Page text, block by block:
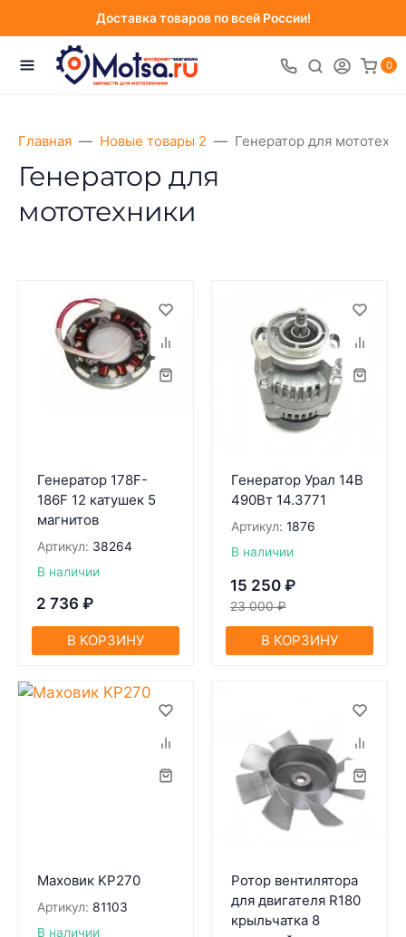
Доставка товаров по всей России!
0
Главная Новые товары 2 Генератор для
Генератор для
мототехники
Генератор 178F-
186F 12 катушек 5
магнитов
Артикул: 38264
В наличии
2 736 ₽
В КОРЗИНУ
Генератор Урал 14В
490Вт 14.3771
Артикул: 1876
В наличии
15 250 ₽
23 000 ₽
В КОРЗИНУ
Маховик KP270
Артикул: 81103
В наличии
Ротор вентилятора
для двигателя R180
крыльчатка 8